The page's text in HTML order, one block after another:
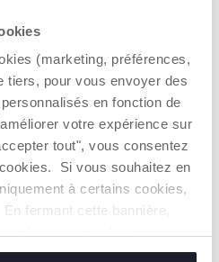
(marketing, préférences,
tiers, pour vous envoyer des
en fonction de
votre expérience sur
tout", vous consentez
Si vous souhaitez en
à certains cookies,
fermant cette bannière,
au service demandé.